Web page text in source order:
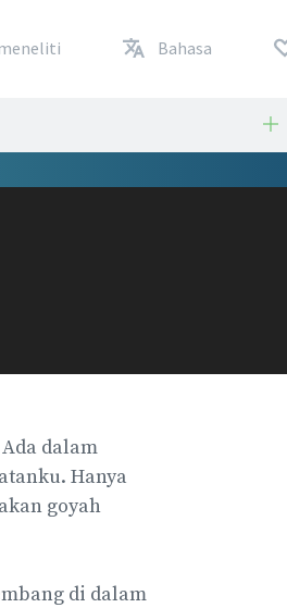
Bahasa
dalam
Hanya
goyah
di dalam